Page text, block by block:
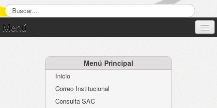
Menú
Atención al Ciudadano
Instituciones Educativas
Menú Principal
Inicio
Correo Institucional
Consulta SAC